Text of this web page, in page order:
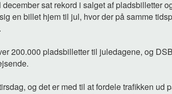
sat rekord i salget af pladsbilletter
en billet hjem til jul, hvor der på samme
200.000 pladsbilletter til juledagene, og
og det er med til at fordele trafikken ud